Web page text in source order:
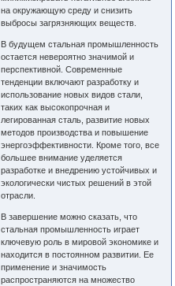
на окружающую среду и снизить
выбросы загрязняющих веществ.
В будущем стальная промышленность
остается невероятно значимой и
перспективной. Современные
тенденции включают разработку и
использование новых видов стали,
таких как высокопрочная и
легированная сталь, развитие новых
методов производства и повышение
энергоэффективности. Кроме того, все
большее внимание уделяется
разработке и внедрению устойчивых и
экологически чистых решений в этой
отрасли.
В завершение можно сказать, что
стальная промышленность играет
ключевую роль в мировой экономике и
находится в постоянном развитии. Ее
применение и значимость
распространяются на множество